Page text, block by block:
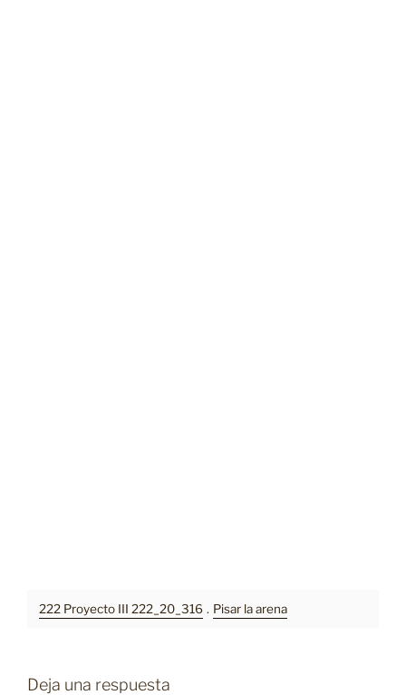
222 Proyecto III 222_20_316 . Pisar la arena
Deja una respuesta